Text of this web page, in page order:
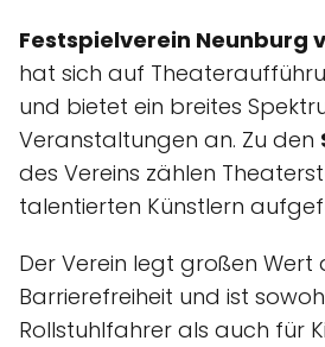
Festspielverein Neunburg
hat sich auf
und bietet ein breites
Veranstaltungen an. Zu den
des Vereins zählen
talentierten Künstlern
Der Verein legt großen Wert
Barrierefreiheit und ist
Rollstuhlfahrer als auch für